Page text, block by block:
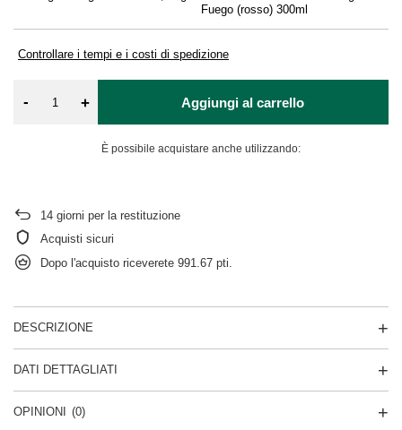
Fuego (rosso) 300ml
Controllare i tempi e i costi di spedizione
- + Aggiungi al carrello
È possibile acquistare anche utilizzando:
14 giorni per la restituzione
Acquisti sicuri
Dopo l'acquisto riceverete 991.67 pti.
DESCRIZIONE
DATI DETTAGLIATI
OPINIONI (0)